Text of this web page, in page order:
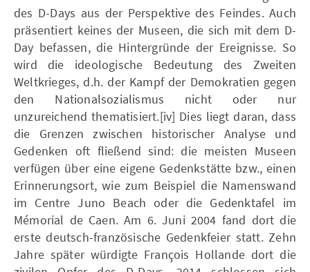
des D-Days aus der Perspektive des Feindes. Auch
präsentiert keines der Museen, die sich mit dem D-
Day befassen, die Hintergründe der Ereignisse. So
wird die ideologische Bedeutung des Zweiten
Weltkrieges, d.h. der Kampf der Demokratien gegen
den Nationalsozialismus nicht oder nur
unzureichend thematisiert.[iv] Dies liegt daran, dass
die Grenzen zwischen historischer Analyse und
Gedenken oft fließend sind: die meisten Museen
verfügen über eine eigene Gedenkstätte bzw., einen
Erinnerungsort, wie zum Beispiel die Namenswand
im Centre Juno Beach oder die Gedenktafel im
Mémorial de Caen. Am 6. Juni 2004 fand dort die
erste deutsch-französische Gedenkfeier statt. Zehn
Jahre später würdigte François Hollande dort die